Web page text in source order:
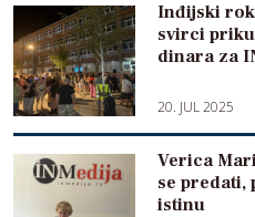
Inđijski
svirci
dinara za
20. JUL 2025
Verica
se predati,
istinu